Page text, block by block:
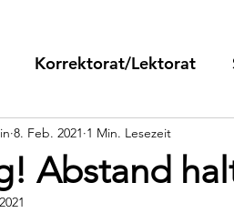
Korrektorat/Lektorat
Persönliches Rückblicke
Abstand
8. Feb. 2021 1 Min. Lesezeit